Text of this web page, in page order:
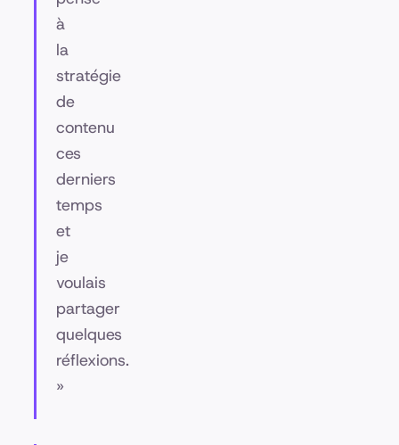
à
la
stratégie
de
contenu
ces
derniers
temps
et
je
voulais
partager
quelques
réflexions.
»